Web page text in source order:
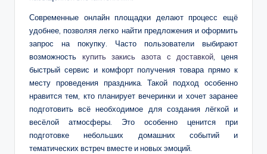
Современные онлайн площадки делают процесс ещё
удобнее, позволяя легко найти предложения и оформить
запрос на покупку. Часто пользователи выбирают
возможность купить закись азота с доставкой , ценя
быстрый сервис и комфорт получения товара прямо к
месту проведения праздника. Такой подход особенно
нравится тем, кто планирует вечеринки и хочет заранее
подготовить всё необходимое для создания лёгкой и
весёлой атмосферы. Это особенно ценится при
подготовке небольших домашних событий и
тематических встреч вместе и новых эмоций.